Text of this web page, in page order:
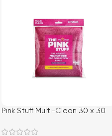
Pink Stuff Multi-Clean 30 х 30
універсальні